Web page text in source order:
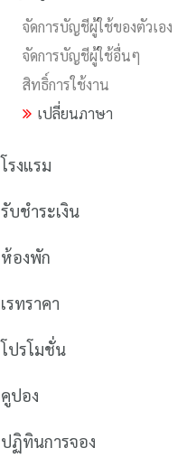
จัดการบัญชีผู้ใช้ของตัวเอง
จัดการบัญชีผู้ใช้อื่นๆ
สิทธิ์การใช้งาน
เปลี่ยนภาษา
โรงแรม
รับชำระเงิน
ห้องพัก
เรทราคา
โปรโมชั่น
คูปอง
ปฏิทินการจอง